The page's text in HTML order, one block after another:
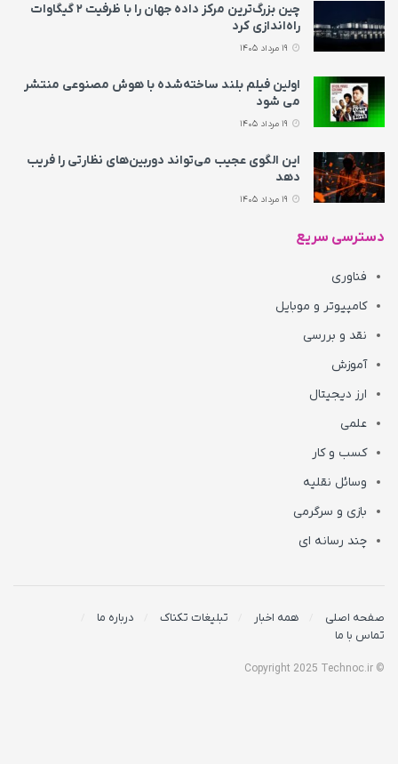
چین بزرگ‌ترین مرکز داده جهان را با ظرفیت ۲ گیگاوات
راه‌اندازی کرد
اولین فیلم بلند ساخته‌شده با هوش مصنوعی منتشر
می‌ شود
این الگوی عجیب می‌تواند دوربین‌های نظارتی را فریب
دهد
دسترسی سریع
فناوری
کامپیوتر و موبایل
نقد و بررسی
آموزش
ارز دیجیتال
علمی
کسب و کار
وسائل نقلیه
بازی و سرگرمی
چند رسانه ای
صفحه اصلی همه اخبار تبلیغات تکناک
درباره ما
تماس با ما
© Copyright 2025 Technoc.ir